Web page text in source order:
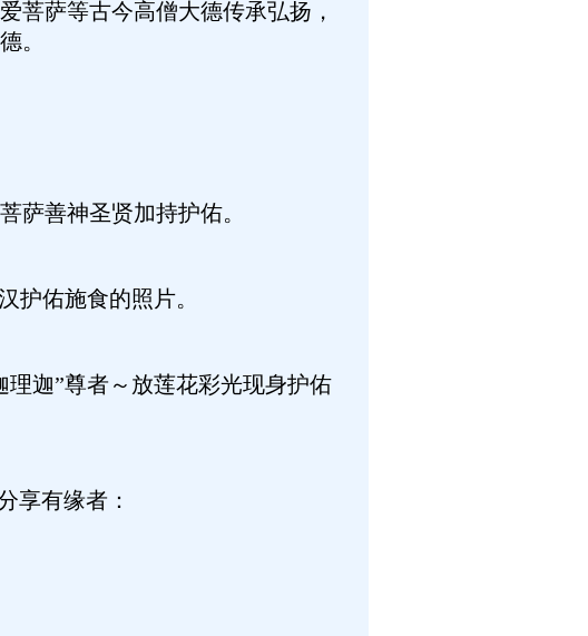
菩萨等古今高僧大德传承弘扬，
。
萨善神圣贤加持护佑。
护佑施食的照片。
迦”尊者～放莲花彩光现身护佑
享有缘者：